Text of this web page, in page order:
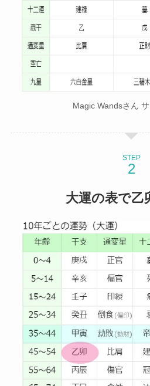
Magic Wandsさん
STEP
大運の表で乙